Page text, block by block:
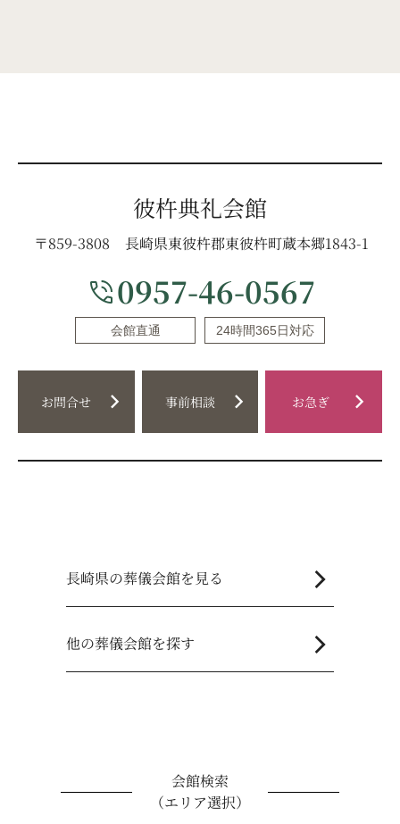
彼杵典礼会館
〒859-3808 長崎県東彼杵郡東彼杵町蔵本郷1843-1
phone_in_talk0957-46-0567
会館直通 24時間365日対応
お問合せ chevron_right 事前相談 chevron_right お急ぎ chevron_right
長崎県の葬儀会館を見る chevron_right
他の葬儀会館を探す chevron_right
会館検索
（エリア選択）